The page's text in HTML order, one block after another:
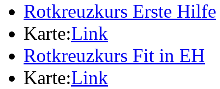
Rotkreuzkurs Erste Hilfe
Karte:Link
Rotkreuzkurs Fit in EH
Karte:Link